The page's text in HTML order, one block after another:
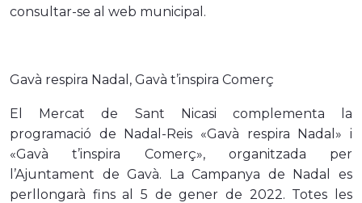
consultar-se al web municipal.
Gavà respira Nadal, Gavà t’inspira Comerç
El Mercat de Sant Nicasi complementa la
programació de Nadal-Reis «Gavà respira Nadal» i
«Gavà t’inspira Comerç», organitzada per
l’Ajuntament de Gavà. La Campanya de Nadal es
perllongarà fins al 5 de gener de 2022. Totes les